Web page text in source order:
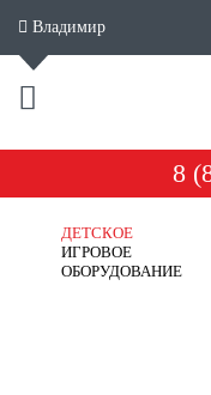
Владимир
8
ДЕТСКОЕ
ИГРОВОЕ
ОБОРУДОВАНИЕ